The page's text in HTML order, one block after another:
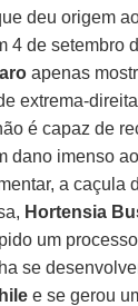
deu origem
4 de setembro
apenas
extrema-
é capaz de
dano imenso
a caçula
Hortensia
um
se
e se gerou